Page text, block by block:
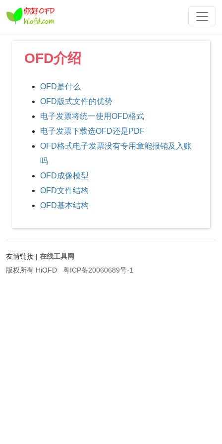
OFD介绍
OFD是什么
OFD版式文件的优势
电子发票将统一使用OFD格式
电子发票下载选OFD还是PDF
OFD格式电子发票没有专用章能报销及入账
吗
OFD成像模型
OFD文件结构
OFD基本结构
友情链接 | 在线工具网
版权所有 HiOFD
粤ICP备20060689号-1